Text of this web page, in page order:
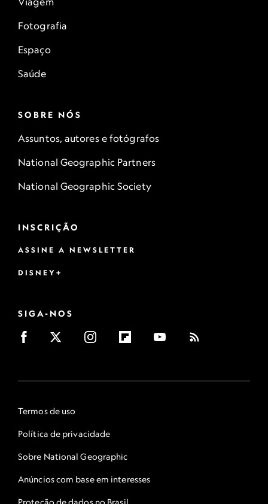
Fotografia
Espaço
Saúde
SOBRE NÓS
Assuntos, autores e fotógrafos
National Geographic Partners
National Geographic Society
INSCRIÇÃO
ASSINE A NEWSLETTER
DISNEY+
SIGA-NOS
Termos de uso
Política de privacidade
Sobre National Geographic
Anúncios com base em interesses
Proteção de dados no Brasil